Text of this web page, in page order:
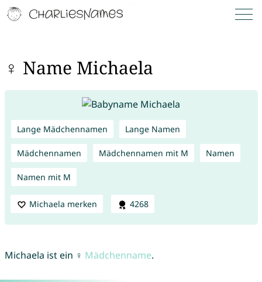
♀ Name Michaela
Lange Mädchennamen Lange Namen
Mädchennamen Mädchennamen mit M Namen
Namen mit M
Michaela merken 4268
Michaela ist ein ♀ Mädchenname.